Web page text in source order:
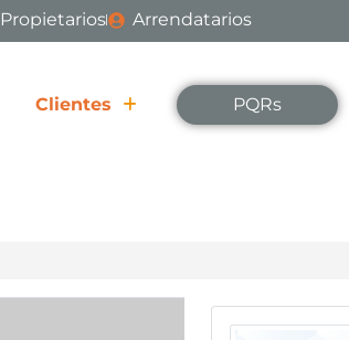
Propietarios Arrendatarios
Clientes PQRs